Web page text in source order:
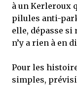
à un Kerleroux
pilules anti-
elle, dépasse si
n’y a rien à en
Pour les
simples,